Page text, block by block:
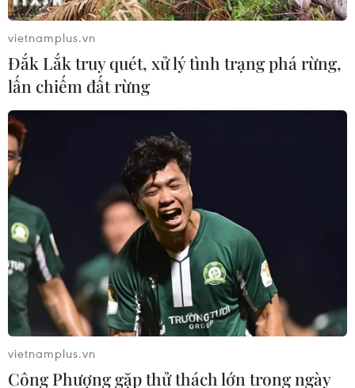
vietnamplus.vn
Đắk Lắk truy quét, xử lý tình trạng phá rừng,
lấn chiếm đất rừng
vietnamplus.vn
Công Phượng gặp thử thách lớn trong ngày